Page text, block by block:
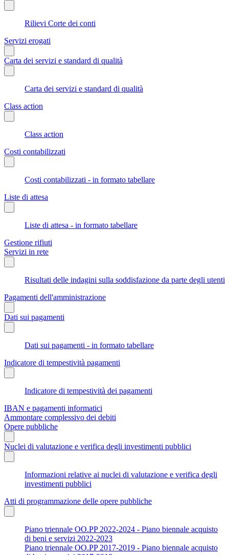
Rilievi Corte dei conti
Servizi erogati
Carta dei servizi e standard di qualità
Carta dei servizi e standard di qualità
Class action
Class action
Costi contabilizzati
Costi contabilizzati - in formato tabellare
Liste di attesa
Liste di attesa - in formato tabellare
Gestione rifiuti
Servizi in rete
Risultati delle indagini sulla soddisfazione da parte degli utenti
Pagamenti dell'amministrazione
Dati sui pagamenti
Dati sui pagamenti - in formato tabellare
Indicatore di tempestività pagamenti
Indicatore di tempestività dei pagamenti
IBAN e pagamenti informatici
Ammontare complessivo dei debiti
Opere pubbliche
Nuclei di valutazione e verifica degli investimenti pubblici
Informazioni relative ai nuclei di valutazione e verifica degli
investimenti pubblici
Atti di programmazione delle opere pubbliche
Piano triennale OO.PP 2022-2024 - Piano biennale acquisto
di beni e servizi 2022-2023
Piano triennale OO.PP 2017-2019 - Piano biennale acquisto